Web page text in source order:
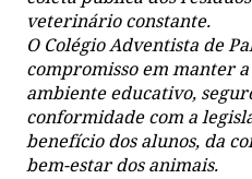
veterinário constante.
O Colégio Adventista de
compromisso em manter
ambiente educativo,
conformidade com a
benefício dos alunos, da
bem-estar dos animais.